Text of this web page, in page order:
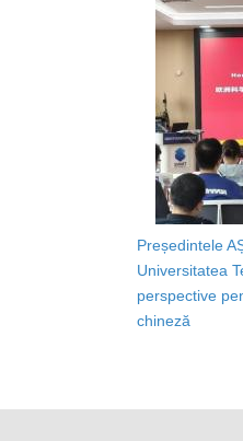
Președintele
Universitatea
perspective
chineză